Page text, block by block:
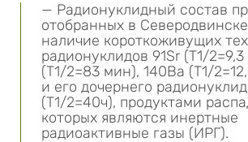
— Радионуклидный состав
отобранных в
наличие короткоживущих
радионуклидов 91Sr (T1/2=9,3
(T1/2=83 мин), 140Ba (T1/
и его дочернего
(T1/2=40ч), продуктами
которых являются инертные
радиоактивные газы (ИРГ).